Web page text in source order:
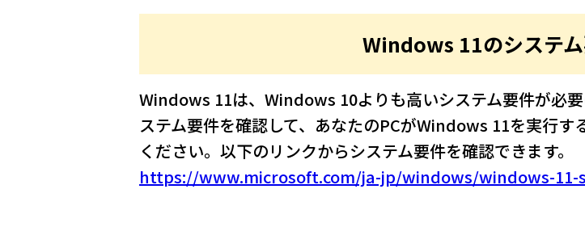
Windows 11のシステ
Windows 11は、Windows 10よりも高いシステム要件が必
ステム要件を確認して、あなたのPCがWindows 11を実行
ください。以下のリンクからシステム要件を確認できます。
https://www.microsoft.com/ja-jp/windows/windows-11-